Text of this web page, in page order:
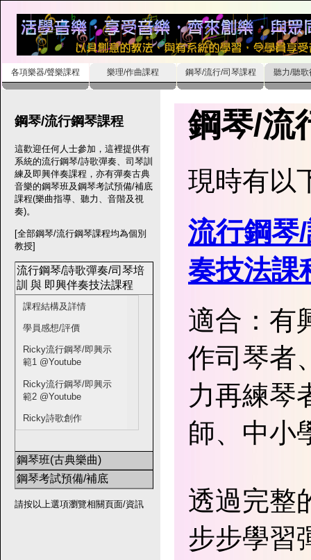
各項樂器/聲樂課程 樂理/作曲課程 鋼琴/流行/司琴課程 聽力/聽
鋼琴/流行鋼琴課程
這歡迎任何人士參加，這裡提供有
系統的流行鋼琴/詩歌彈奏、司琴訓
練及即興伴奏課程，亦有彈奏古典
音樂的鋼琴班及鋼琴考試預備/補底
課程(樂曲指導、聽力、音階及視
奏)。
[全部鋼琴/流行鋼琴課程均為個別
教授]
流行鋼琴/詩歌彈奏/司琴培
訓 與 即興伴奏技法課程
課程結構及詳情
學員感想/評價
Ricky流行鋼琴/即興示
範1 @Youtube
Ricky流行鋼琴/即興示
範2 @Youtube
Ricky詩歌創作
鋼琴班(古典樂曲)
鋼琴考試預備/補底
請按以上選項瀏覽相關頁面/資訊
鋼琴/流
現時有以
流行鋼琴
奏技法課
適合：有
作司琴者
力再練琴
師、中小
透過完整
步步學習